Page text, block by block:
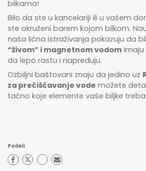
bilkama!
Bilo da ste u kancelariji ili u vašem
ste okruženi barem kojom bilkom.
naša lična istraživanja pokazuju da
“živom” i magnetnom vodom imaju
da lepo rastu i napreduju.
Ozbiljni baštovani znaju da jedino uz
za prečišćavanje vode možete
tačno koje elemente vaše biljke
Podeli